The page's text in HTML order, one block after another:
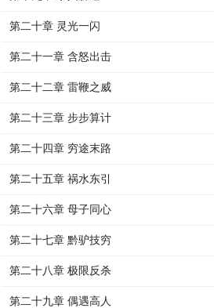
第二十章 灵光一闪
第二十一章 含怒出击
第二十二章 雷鞭之威
第二十三章 步步算计
第二十四章 穷途末路
第二十五章 祸水东引
第二十六章 母子同心
第二十七章 黔驴技穷
第二十八章 极限反杀
第二十九章 偶遇高人